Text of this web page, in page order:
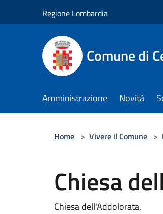
Regione Lombardia
Comune di
Amministrazione Novità
Home > Vivere il Comune >
Chiesa
Chiesa dell'Addolorata.